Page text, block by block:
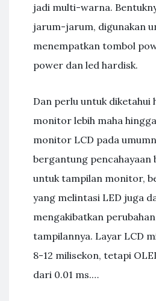
jadi multi-warna.
jarum-jarum, digunakan
menempatkan tombol
power dan led hardisk.
Dan perlu untuk diketahui
monitor lebih maha
monitor LCD pada
bergantung pencahayaan
untuk tampilan monitor,
yang melintasi LED juga
mengakibatkan
tampilannya. Layar LCD
8-12 milisekon, tetapi
dari 0.01 ms.…